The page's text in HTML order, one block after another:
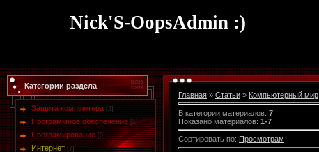
Nick'S-OopsAdmin :)
Категории раздела
Защита компьютера [2]
Программное обеспечение [1]
Програмирование [0]
Интернет [7]
Главная » Статьи » Компьютерный мир
В категории материалов: 7
Показано материалов: 1-7
Сортировать по: Просмотрам